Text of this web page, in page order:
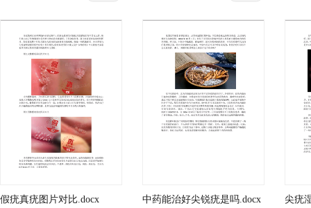
假疣真疣图片对比.docx 中药能治好尖锐疣是吗.docx
尖疣